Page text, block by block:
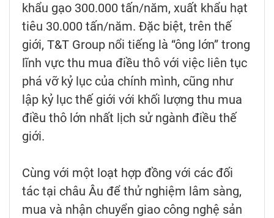
khẩu gạo 300.000 tấn/năm, xuất khẩu hạt
tiêu 30.000 tấn/năm. Đặc biệt, trên thế
giới, T&T Group nổi tiếng là “ông lớn” trong
lĩnh vực thu mua điều thô với việc liên tục
phá vỡ kỷ lục của chính mình, cũng như
lập kỷ lục thế giới với khối lượng thu mua
điều thô lớn nhất lịch sử ngành điều thế
giới.
Cùng với một loạt hợp đồng với các đối
tác tại châu Âu để thử nghiệm lâm sàng,
mua và nhận chuyển giao công nghệ sản